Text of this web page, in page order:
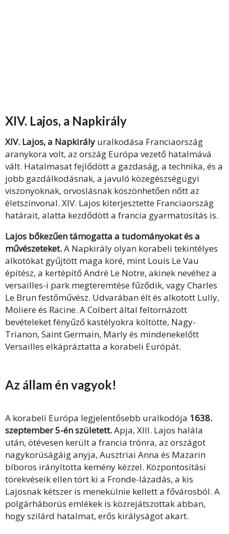
XIV. Lajos, a Napkirály
XIV. Lajos, a Napkirály uralkodása Franciaország
aranykora volt, az ország Európa vezető hatalmává
vált. Hatalmasat fejlődött a gazdaság, a technika, és a
jobb gazdálkodásnak, a javuló közegészségügyi
viszonyoknak, orvoslásnak köszönhetően nőtt az
életszínvonal. XIV. Lajos kiterjesztette Franciaország
határait, alatta kezdődött a francia gyarmatosítás is.
Lajos bőkezűen támogatta a tudományokat és a
művészeteket.A Napkirály olyan korabeli tekintélyes
alkotókat gyűjtött maga köré, mint Louis Le Vau
építész, a kertépítő André Le Notre, akinek nevéhez a
versailles-i park megteremtése fűződik, vagy Charles
Le Brun festőművész. Udvarában élt és alkotott Lully,
Moliere és Racine. A Colbert által feltornázott
bevételeket fényűző kastélyokra költötte, Nagy-
Trianon, Saint Germain, Marly és mindenekelőtt
Versailles elkápráztatta a korabeli Európát.
Az állam én vagyok!
A korabeli Európa legjelentősebb uralkodója 1638.
szeptember 5-én született.Apja, XIII. Lajos halála
után, ötévesen került a francia trónra, az országot
nagykorúságáig anyja, Ausztriai Anna és Mazarin
bíboros irányította kemény kézzel. Központosítási
törekvéseik ellen tört ki a Fronde-lázadás, a kis
Lajosnak kétszer is menekülnie kellett a fővárosból. A
polgárháborús emlékek is közrejátszottak abban,
hogy szilárd hatalmat, erős királyságot akart.